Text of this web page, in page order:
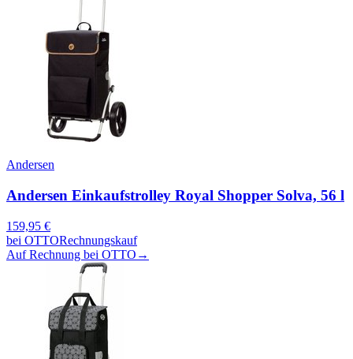
Andersen
Andersen Einkaufstrolley Royal Shopper Solva, 56 l
159,95 €
bei OTTORechnungskauf
Auf Rechnung bei OTTO →